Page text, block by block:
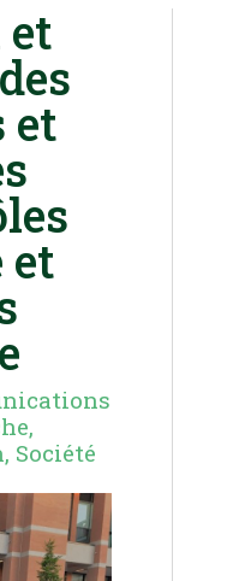
et
et
,
, Société